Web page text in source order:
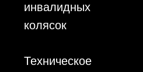
инвалидных
колясок
Техническое